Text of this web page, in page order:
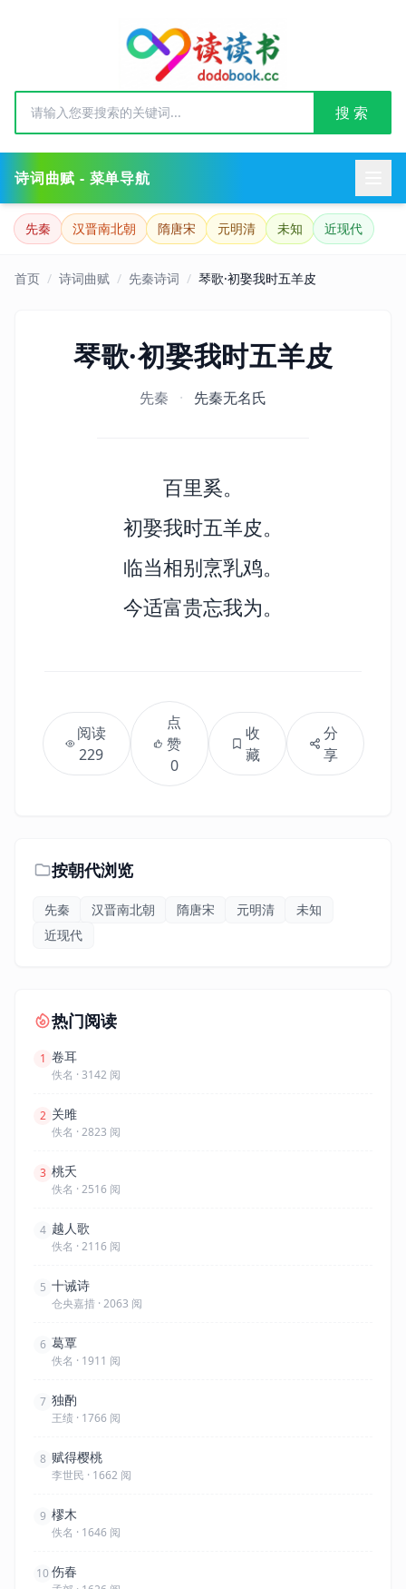
搜 索
诗词曲赋 - 菜单导航
先秦 汉晋南北朝 隋唐宋 元明清 未知 近现代
首页 / 诗词曲赋 / 先秦诗词 / 琴歌·初娶我时五羊皮
琴歌·初娶我时五羊皮
先秦 · 先秦无名氏
百里奚。
初娶我时五羊皮。
临当相别烹乳鸡。
今适富贵忘我为。
阅读
229
点
赞
0
收
藏
分
享
按朝代浏览
先秦 汉晋南北朝 隋唐宋 元明清
未知
近现代
热门阅读
1 卷耳
佚名 · 3142 阅
2 关雎
佚名 · 2823 阅
3 桃夭
佚名 · 2516 阅
4 越人歌
佚名 · 2116 阅
5 十诫诗
仓央嘉措 · 2063 阅
6 葛覃
佚名 · 1911 阅
7 独酌
王绩 · 1766 阅
8 赋得樱桃
李世民 · 1662 阅
9 樛木
佚名 · 1646 阅
10伤春